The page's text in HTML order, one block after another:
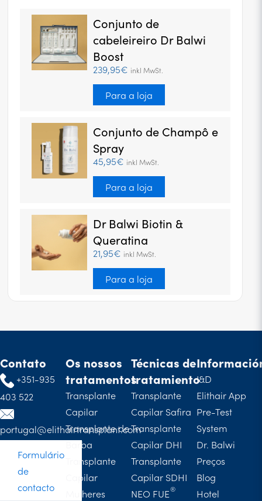
Conjunto de
cabeleireiro Dr Balwi
Boost
239,95€ inkl MwSt.
Para a loja
Conjunto de Champô e
Spray
45,95€ inkl MwSt.
Para a loja
Dr Balwi Biotin &
Queratina
21,95€ inkl MwSt.
Para a loja
Contato
+351-935
403 522
portugal@elithairtransplant.com
Formulário
de
contacto
Os nossos
tratamentos
Transplante
Capilar
Transplante de
Barba
Transplante
Capilar
Mulheres
Técnicas de
tratamiento
Transplante
Capilar Safira
Transplante
Capilar DHI
Transplante
Capilar SDHI
NEO FUE
I&D
Elithair App
Pre-Test
System
Dr. Balwi
Preços
Blog
Hotel